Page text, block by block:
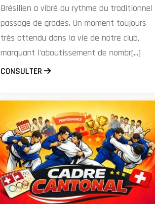
Brésilien a vibré au rythme du traditionnel
passage de grades. Un moment toujours
très attendu dans la vie de notre club,
marquant l'aboutissement de nombr[...]
CONSULTER